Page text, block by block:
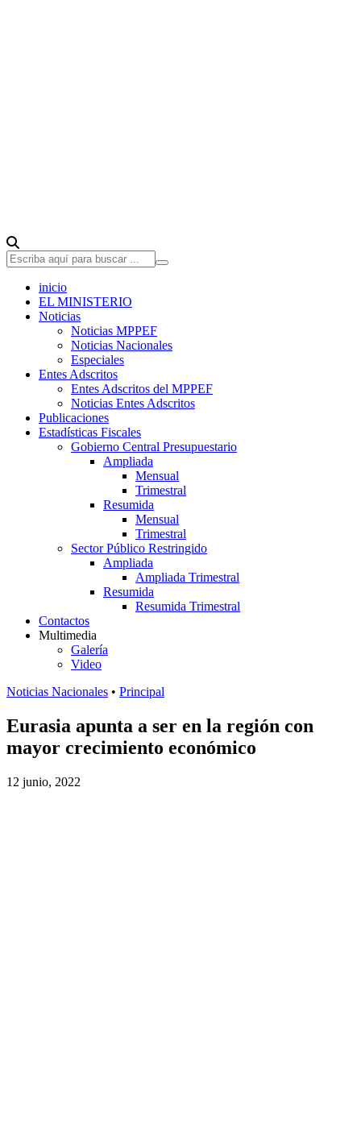
inicio
EL MINISTERIO
Noticias
Noticias MPPEF
Noticias Nacionales
Especiales
Entes Adscritos
Entes Adscritos del MPPEF
Noticias Entes Adscritos
Publicaciones
Estadísticas Fiscales
Gobierno Central Presupuestario
Ampliada
Mensual
Trimestral
Resumida
Mensual
Trimestral
Sector Público Restringido
Ampliada
Ampliada Trimestral
Resumida
Resumida Trimestral
Contactos
Multimedia
Galería
Video
Noticias Nacionales • Principal
Eurasia apunta a ser en la región con
mayor crecimiento económico
12 junio, 2022